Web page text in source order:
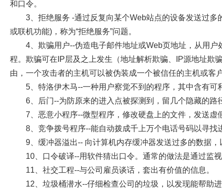
和口令。
3 、拒绝服务 -通过反复向某个Web站点的设备发送过多
或联机功能) ，称为“拒绝服务”问题。
4 、欺骗用户--伪造电子邮件地址或Web页地址，从用户
程。欺骗可在 IP层及之上发生（地址解析欺骗、 IP源地址欺
由，一个攻击者的主机可以被伪装成一个被信任的主机或客
5 、特洛伊木马--一种用户察觉不到的程序，其中含有可
6 、后门--为防原来的进入点被探测到，留几个隐藏的路
7 、恶意小程序--微型程序，修改硬盘上的文件，发送虚
8 、竞争拨号程序--能自动拨成千上万个电话号码以寻找
9 、缓冲器溢出-- 向计算机内存缓冲器发送过多的数据
10 、口令破译--用软件猜出口令。通常的做法是通过监
11 、社交工程--与公司雇员谈话，套出有价值的信息。
12 、垃圾桶潜水--仔细检查公司的垃圾，以发现能帮助